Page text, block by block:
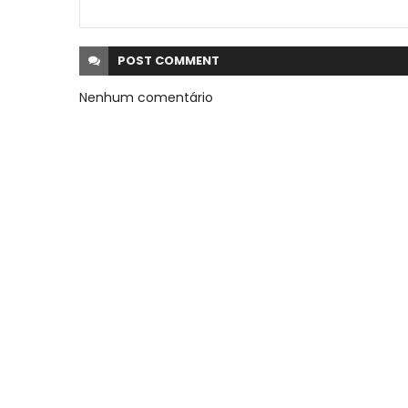
POST COMMENT
Nenhum comentário